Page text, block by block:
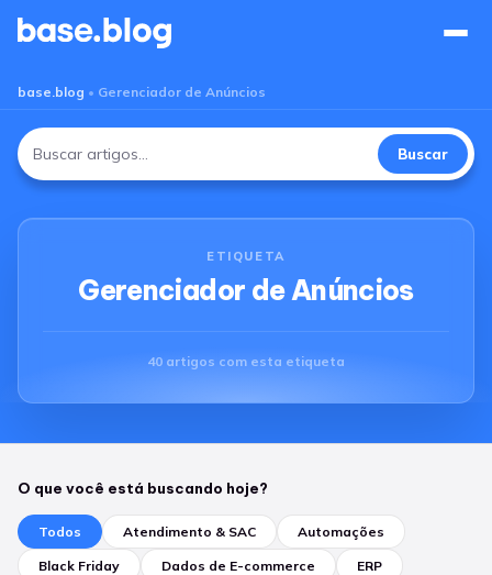
base.blog • Gerenciador de Anúncios
Buscar
por:
Buscar
ETIQUETA
Gerenciador de Anúncios
40 artigos com esta etiqueta
O que você está buscando hoje?
Todos Atendimento & SAC Automações
Black Friday Dados de E-commerce ERP